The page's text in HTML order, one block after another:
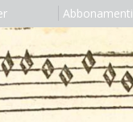
Abbonamenti